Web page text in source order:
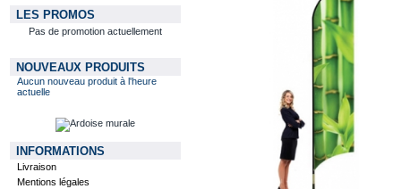
LES PROMOS
Pas de promotion actuellement
NOUVEAUX PRODUITS
Aucun nouveau produit à l'heure
actuelle
INFORMATIONS
Livraison
Mentions légales